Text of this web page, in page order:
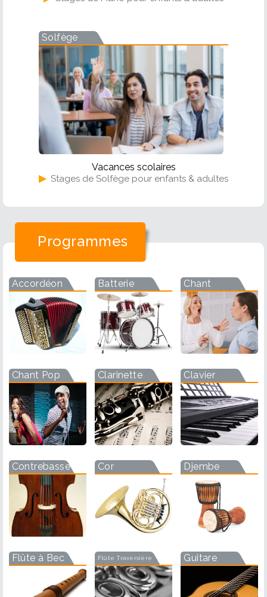
Solfège
Vacances scolaires
▶ Stages de Solfège pour enfants & adultes
Programmes
Accordéon Batterie Chant
Chant Pop Clarinette Clavier
Contrebasse Cor Djembe
Flûte à Bec Flûte Traversière Guitare